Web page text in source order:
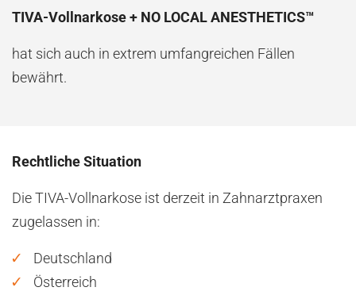
TIVA-Vollnarkose + NO LOCAL ANESTHETICS™
hat sich auch in extrem umfangreichen Fällen
bewährt.
Rechtliche Situation
Die TIVA-Vollnarkose ist derzeit in Zahnarztpraxen
zugelassen in:
Deutschland
Österreich